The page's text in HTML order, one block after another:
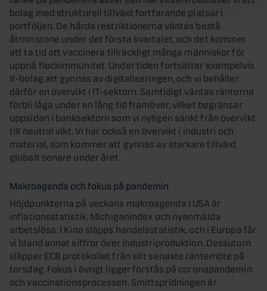
bolag med strukturell tillväxt fortfarande platsar i
portföljen. De hårda restriktionerna väntas bestå
åtminstone under det första kvartalet, och det kommer
att ta tid att vaccinera tillräckligt många människor för
uppnå flockimmunitet. Under tiden fortsätter exempelvis
It-bolag att gynnas av digitaliseringen, och vi behåller
därför en övervikt i IT-sektorn. Samtidigt väntas räntorna
förbli låga under en lång tid framöver, vilket begränsar
uppsidan i banksektorn som vi nyligen sänkt från övervikt
till neutral vikt. Vi har också en övervikt i industri och
material, som kommer att gynnas av starkare tillväxt
globalt senare under året.
Makroagenda och fokus på pandemin
Höjdpunkterna på veckans makroagenda i USA är
inflationsstatistik, Michiganindex och nyanmälda
arbetslösa. I Kina släpps handelsstatistik, och i Europa får
vi bland annat siffror över industriproduktion. Dessutom
släpper ECB protokollet från sitt senaste räntemöte på
torsdag. Fokus i övrigt ligger förstås på coronapandemin
och vaccinationsprocessen. Smittspridningen är